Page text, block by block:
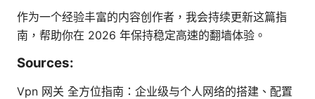
作为一个经验丰富的内容创作者，我会持续更新这篇指
南，帮助你在 2026 年保持稳定高速的翻墙体验。
Sources:
Vpn 网关 全方位指南：企业级与个人网络的搭建、配置